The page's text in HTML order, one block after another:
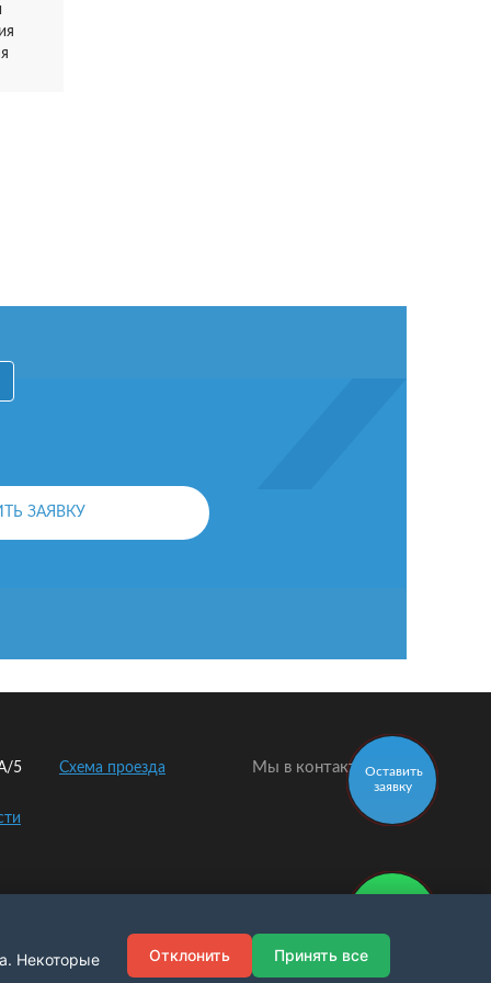
Оставить
заявку
ОСТАВИТЬ ЗАЯВКУ
5 Схема проезда Мы в контакте:
Некоторые
Отклонить Принять все